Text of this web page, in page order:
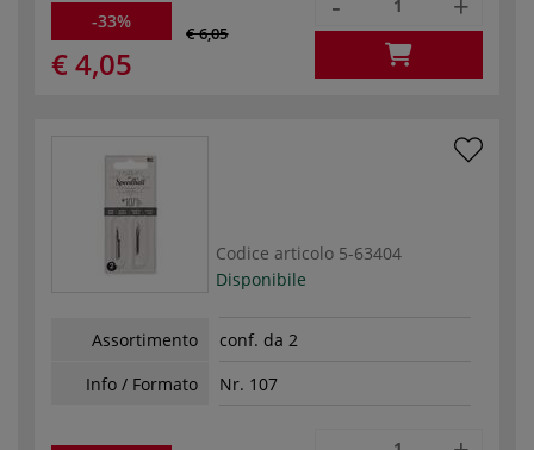
-33%
€ 6,05
€ 4,05
Codice articolo 5-63404
Disponibile
Assortimento
conf. da 2
Info / Formato
Nr. 107